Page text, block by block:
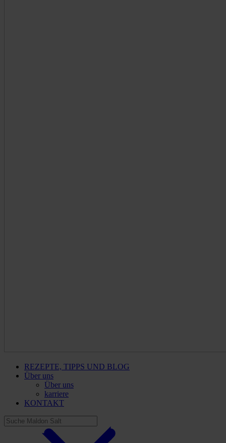
REZEPTE, TIPPS UND BLOG
Über uns
Über uns
karriere
KONTAKT